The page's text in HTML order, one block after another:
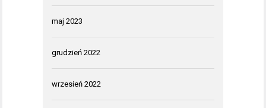
maj 2023
grudzień 2022
wrzesień 2022